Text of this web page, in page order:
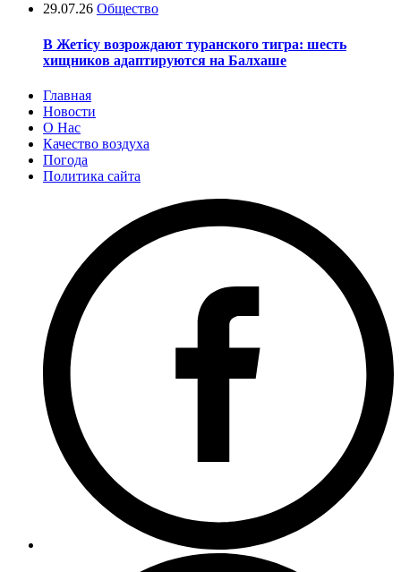
29.07.26 Общество
В Жетісу возрождают туранского тигра: шесть
хищников адаптируются на Балхаше
Главная
Новости
О Нас
Качество воздуха
Погода
Политика сайта